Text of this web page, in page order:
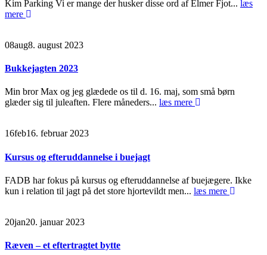
Kim Parking Vi er mange der husker disse ord af Elmer Fjot... læs
mere
08aug8. august 2023
Bukkejagten 2023
Min bror Max og jeg glædede os til d. 16. maj, som små børn
glæder sig til juleaften. Flere måneders... læs mere
16feb16. februar 2023
Kursus og efteruddannelse i buejagt
FADB har fokus på kursus og efteruddannelse af buejægere. Ikke
kun i relation til jagt på det store hjortevildt men... læs mere
20jan20. januar 2023
Ræven – et eftertragtet bytte